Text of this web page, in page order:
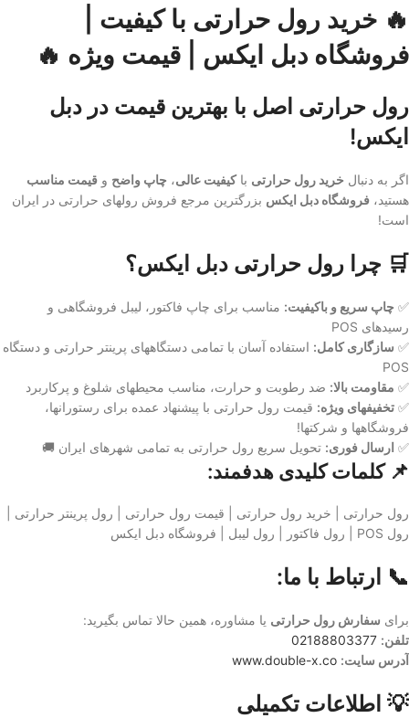
🔥 خرید رول حرارتی با کیفیت |
فروشگاه دبل ایکس | قیمت ویژه 🔥
رول حرارتی اصل با بهترین قیمت در دبل
ایکس!
اگر به دنبال خرید رول حرارتی باکیفیت عالی، چاپ واضح و قیمت مناسب
هستید، فروشگاه دبل ایکس بزرگترین مرجع فروش رولهای حرارتی در ایران
است!
🛒 چرا رول حرارتی دبل ایکس؟
✅ چاپ سریع و باکیفیت: مناسب برای چاپ فاکتور، لیبل فروشگاهی و
رسیدهای POS
✅ سازگاری کامل: استفاده آسان با تمامی دستگاههای پرینتر حرارتی و دستگاه
POS
✅ مقاومت بالا: ضد رطوبت و حرارت، مناسب محیطهای شلوغ و پرکاربرد
✅ تخفیفهای ویژه: قیمت رول حرارتی با پیشنهاد عمده برای رستورانها،
فروشگاهها و شرکتها!
✅ ارسال فوری: تحویل سریع رول حرارتی به تمامی شهرهای ایران 🚚
📌 کلمات کلیدی هدفمند:
رول حرارتی | خرید رول حرارتی | قیمت رول حرارتی | رول پرینتر حرارتی |
رول POS | رول فاکتور | رول لیبل | فروشگاه دبل ایکس
📞 ارتباط با ما:
برای سفارش رول حرارتی یا مشاوره، همین حالا تماس بگیرید:
تلفن: 02188803377
آدرس سایت: www.double-x.co
💡 اطلاعات تکمیلی